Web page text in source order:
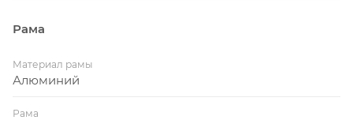
Рама
Материал рамы
Алюминий
Рама